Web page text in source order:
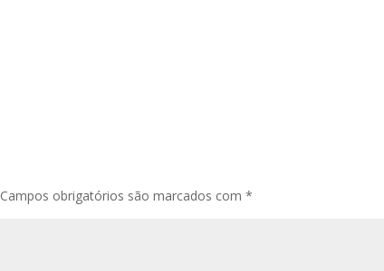
Campos obrigatórios são marcados com*